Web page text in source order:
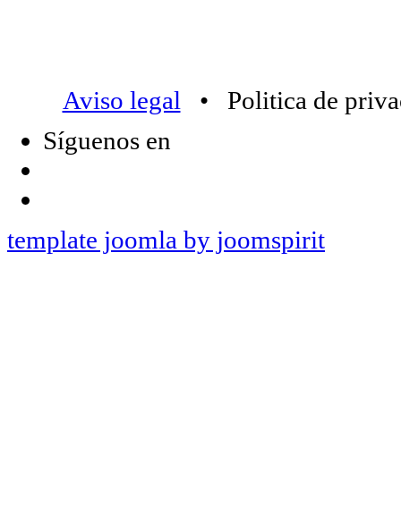
Aviso legal • Politica de
Síguenos en
template joomla by joomspirit